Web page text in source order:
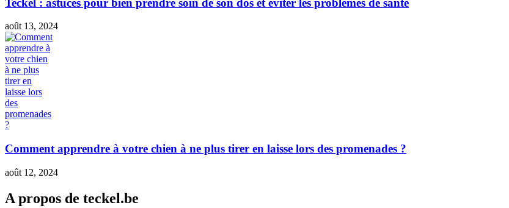
août 13, 2024
Comment apprendre à votre chien à ne plus tirer en laisse lors des promenades ?
août 12, 2024
A propos de teckel.be